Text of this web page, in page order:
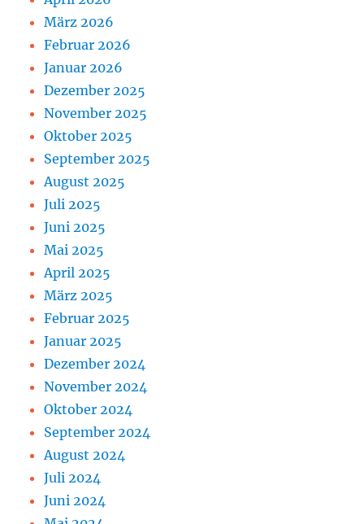
März 2026
Februar 2026
Januar 2026
Dezember 2025
November 2025
Oktober 2025
September 2025
August 2025
Juli 2025
Juni 2025
Mai 2025
April 2025
März 2025
Februar 2025
Januar 2025
Dezember 2024
November 2024
Oktober 2024
September 2024
August 2024
Juli 2024
Juni 2024